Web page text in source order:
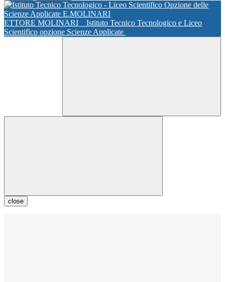
ETTORE MOLINARI
Istituto Tecnico Tecnologico e Liceo
Scientifico opzione Scienze Applicate
close